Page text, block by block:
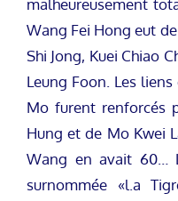
Wang Fei Hong eut
Shi Jong, Kuei Chiao
Leung Foon. Les
Mo furent renforcés
Hung et de Mo Kwei
Wang en avait 60…
surnommée «l.a